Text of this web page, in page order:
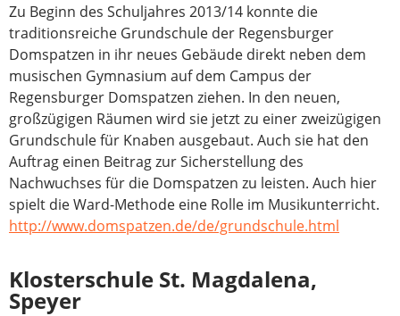
Zu Beginn des Schuljahres 2013/14 konnte die
traditionsreiche Grundschule der Regensburger
Domspatzen in ihr neues Gebäude direkt neben dem
musischen Gymnasium auf dem Campus der
Regensburger Domspatzen ziehen. In den neuen,
großzügigen Räumen wird sie jetzt zu einer zweizügigen
Grundschule für Knaben ausgebaut. Auch sie hat den
Auftrag einen Beitrag zur Sicherstellung des
Nachwuchses für die Domspatzen zu leisten. Auch hier
spielt die Ward-Methode eine Rolle im Musikunterricht.
http://www.domspatzen.de/de/grundschule.html
Klosterschule St. Magdalena,
Speyer